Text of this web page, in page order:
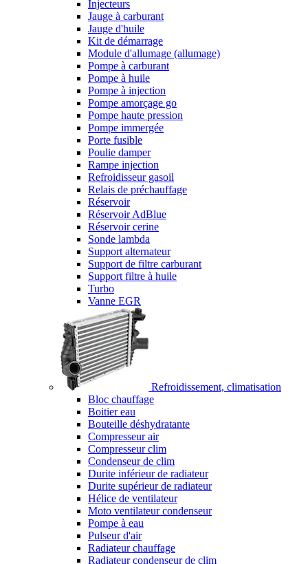
Injecteurs
Jauge à carburant
Jauge d'huile
Kit de démarrage
Module d'allumage (allumage)
Pompe à carburant
Pompe à huile
Pompe à injection
Pompe amorçage go
Pompe haute pression
Pompe immergée
Porte fusible
Poulie damper
Rampe injection
Refroidisseur gasoil
Relais de préchauffage
Réservoir
Réservoir AdBlue
Réservoir cerine
Sonde lambda
Support alternateur
Support de filtre carburant
Support filtre à huile
Turbo
Vanne EGR
Refroidissement, climatisation
Bloc chauffage
Boitier eau
Bouteille déshydratante
Compresseur air
Compresseur clim
Condenseur de clim
Durite inférieur de radiateur
Durite supérieur de radiateur
Hélice de ventilateur
Moto ventilateur condenseur
Pompe à eau
Pulseur d'air
Radiateur chauffage
Radiateur condenseur de clim